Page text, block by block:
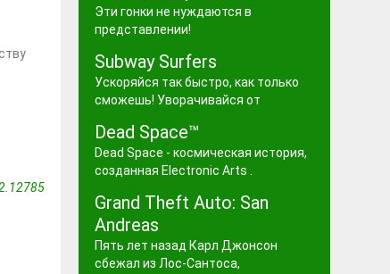
Эти гонки не нуждаются в
представлении!
Subway Surfers
Ускоряйся так быстро, как только
сможешь! Уворачивайся от
Dead Space™
Dead Space - космическая история,
созданная Electronic Arts .
Grand Theft Auto: San
Andreas
Пять лет назад Карл Джонсон
сбежал из Лос-Сантоса,